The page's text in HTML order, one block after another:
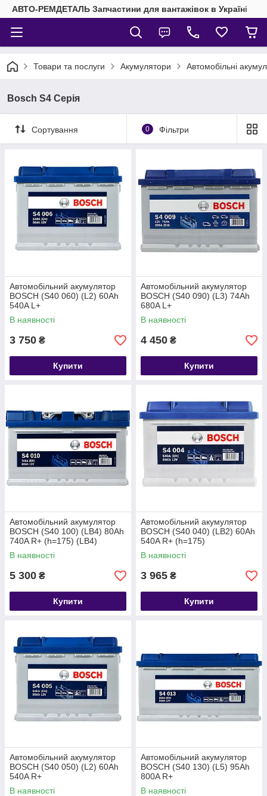
АВТО-РЕМДЕТАЛЬ Запчастини для вантажівок в Україні
Товари та послуги Акумулятори Автомобільні
Bosch S4 Серія
Сортування 0 Фільтри
Автомобільний акумулятор
BOSCH (S40 060) (L2) 60Ah
540A L+
В наявності
3 750 ₴
Купити
Автомобільний акумулятор
BOSCH (S40 090) (L3) 74Ah
680A L+
В наявності
4 450 ₴
Купити
Автомобільний акумулятор
BOSCH (S40 100) (LB4) 80Ah
740A R+ (h=175) (LB4)
В наявності
5 300 ₴
Купити
Автомобільний акумулятор
BOSCH (S40 040) (LB2) 60Ah
540A R+ (h=175)
В наявності
3 965 ₴
Купити
Автомобільний акумулятор
BOSCH (S40 050) (L2) 60Ah
540A R+
В наявності
Автомобільний акумулятор
BOSCH (S40 130) (L5) 95Ah
800A R+
В наявності